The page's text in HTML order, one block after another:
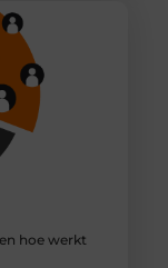
hoe werkt